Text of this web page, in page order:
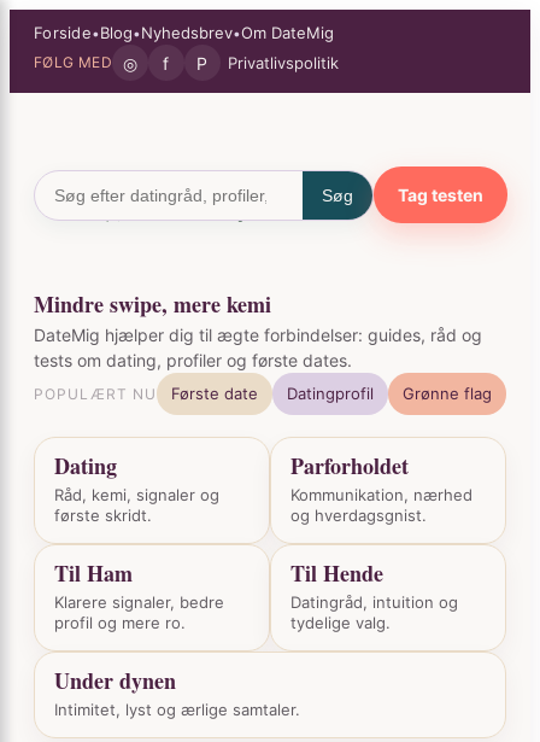
SpringForside•Blog•Nyhedsbrev•Om DateMig
FØLG MED ◎ f P Privatlivspolitik
Søg Tag testen
Mindre swipe, mere kemi
DateMig hjælper dig til ægte forbindelser: guides, råd og
tests om dating, profiler og første dates.
POPULÆRT NU Første date Datingprofil Grønne flag
Dating
Råd, kemi, signaler og
første skridt.
Parforholdet
Kommunikation, nærhed
og hverdagsgnist.
Til Ham
Klarere signaler, bedre
profil og mere ro.
Til Hende
Datingråd, intuition og
tydelige valg.
Under dynen
Intimitet, lyst og ærlige samtaler.